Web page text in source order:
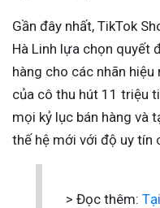
Gần đây nhất, TikTok
Hà Linh lựa chọn quyết
hàng cho các nhãn
của cô thu hút 11 triệu
mọi kỷ lục bán hàng và
thế hệ mới với độ uy
> Đọc thêm: